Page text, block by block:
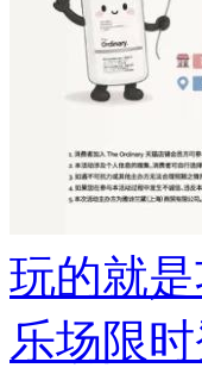
玩的就
乐场限